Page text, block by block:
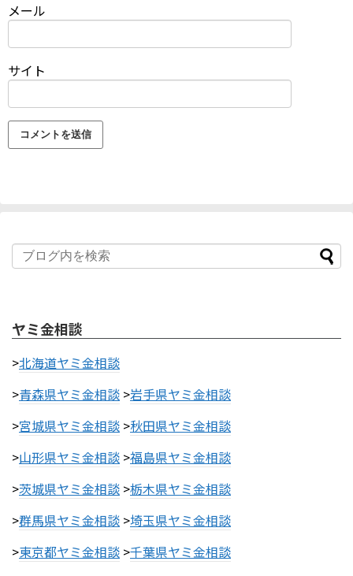
メール
サイト
ヤミ金相談
>北海道ヤミ金相談
>青森県ヤミ金相談 >岩手県ヤミ金相談
>宮城県ヤミ金相談 >秋田県ヤミ金相談
>山形県ヤミ金相談 >福島県ヤミ金相談
>茨城県ヤミ金相談 >栃木県ヤミ金相談
>群馬県ヤミ金相談 >埼玉県ヤミ金相談
>東京都ヤミ金相談 >千葉県ヤミ金相談